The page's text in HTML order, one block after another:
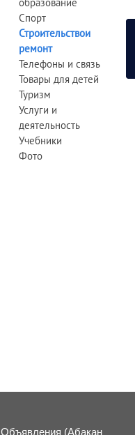
Спорт
Строительствои
ремонт
Телефоны и связь
Товары для детей
Туризм
Услуги и
деятельность
Учебники
Фото
Объявления (Абакан